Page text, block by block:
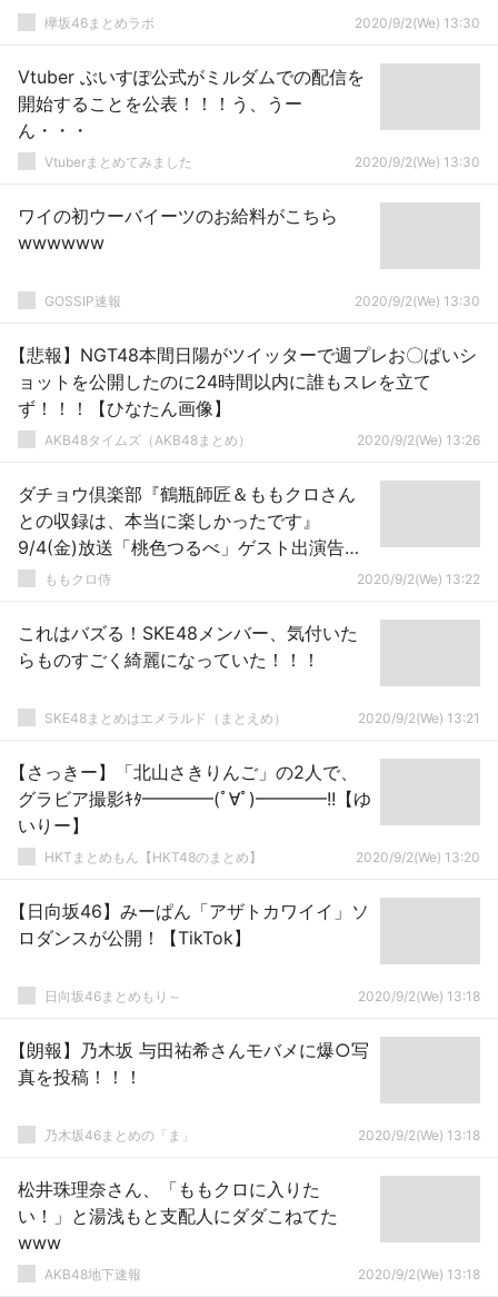
欅坂46まとめラボ 2020/9/2(We) 13:30
Vtuber ぶいすぽ公式がミルダムでの配信を
開始することを公表！！！う、うー
ん・・・
Vtuberまとめてみました 2020/9/2(We) 13:30
ワイの初ウーバイーツのお給料がこちら
wwwwww
GOSSIP速報 2020/9/2(We) 13:30
【悲報】NGT48本間日陽がツイッターで週プレお〇ぱいシ
ョットを公開したのに24時間以内に誰もスレを立て
ず！！！【ひなたん画像】
AKB48タイムズ（AKB48まとめ） 2020/9/2(We) 13:26
ダチョウ倶楽部『鶴瓶師匠＆ももクロさん
との収録は、本当に楽しかったです』
9/4(金)放送「桃色つるべ」ゲスト出演告
知！ももクロ侍 2020/9/2(We) 13:22
これはバズる！SKE48メンバー、気付いた
らものすごく綺麗になっていた！！！
SKE48まとめはエメラルド（まとえめ） 2020/9/2(We) 13:21
【さっきー】「北山さきりんご」の2人で、
グラビア撮影ｷﾀ━━━━(ﾟ∀ﾟ)━━━━!!【ゆ
いりー】
HKTまとめもん【HKT48のまとめ】 2020/9/2(We) 13:20
【日向坂46】みーぱん「アザトカワイイ」ソ
ロダンスが公開！【TikTok】
日向坂46まとめもり～ 2020/9/2(We) 13:18
【朗報】乃木坂 与田祐希さんモバメに爆○写
真を投稿！！！
乃木坂46まとめの「ま」 2020/9/2(We) 13:18
松井珠理奈さん、「ももクロに入りた
い！」と湯浅もと支配人にダダこねてた
www
AKB48地下速報 2020/9/2(We) 13:18